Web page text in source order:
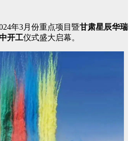
年3月份重点项目暨甘肃星辰华瑞
开工仪式盛大启幕。